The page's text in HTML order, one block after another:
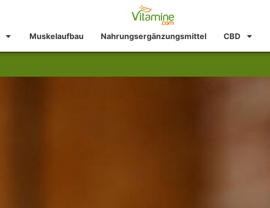
Muskelaufbau Nahrungsergänzungsmittel CBD